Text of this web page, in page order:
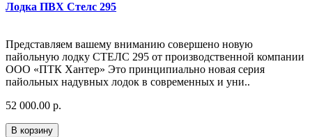
Лодка ПВХ Стелс 295
Представляем вашему вниманию совершено новую
пайольную лодку СТЕЛС 295 от производственной компании
ООО «ПТК Хантер» Это принципиально новая серия
пайольных надувных лодок в современных и уни..
52 000.00 р.
В корзину